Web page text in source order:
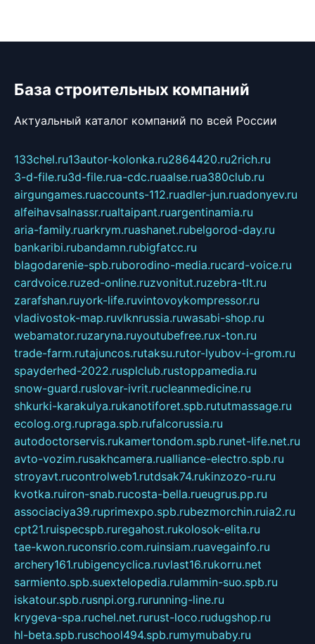
База строительных компаний
Актуальный каталог компаний по всей России
133chel.ru13autor-kolonka.ru2864420.ru2rich.ru
3-d-file.ru3d-file.rua-cdc.ruaalse.rua380club.ru
airgungames.ruaccounts-112.ruadler-jun.ruadonyev.ru
alfeihavsalnassr.rualtaipant.ruargentinamia.ru
aria-family.ruarkrym.ruashanet.rubelgorod-day.ru
bankaribi.rubandamn.rubigfatcc.ru
blagodarenie-spb.ruborodino-media.rucard-voice.ru
cardvoice.ruzed-online.ruzvonitut.ruzebra-tlt.ru
zarafshan.ruyork-life.ruvintovoykompressor.ru
vladivostok-map.ruvlknrussia.ruwasabi-shop.ru
webamator.ruzaryna.ruyoutubefree.rux-ton.ru
trade-farm.rutajuncos.rutaksu.rutor-lyubov-i-grom.ru
spayderhed-2022.rusplclub.rustoppamedia.ru
snow-guard.ruslovar-ivrit.rucleanmedicine.ru
shkurki-karakulya.rukanotiforet.spb.rututmassage.ru
ecolog.org.rupraga.spb.rufalcorussia.ru
autodoctorservis.rukamertondom.spb.runet-life.net.ru
avto-vozim.rusakhcamera.rualliance-electro.spb.ru
stroyavt.rucontrolweb1.rutdsak74.rukinzozo-ru.ru
kvotka.ruiron-snab.rucosta-bella.rueugrus.pp.ru
associaciya39.ruprimexpo.spb.rubezmorchin.ruia2.ru
cpt21.ruispecspb.ruregahost.rukolosok-elita.ru
tae-kwon.ruconsrio.com.ruinsiam.ruavegainfo.ru
archery161.rubigencyclica.ruvlast16.rukorru.net
sarmiento.spb.suextelopedia.rulammin-suo.spb.ru
iskatour.spb.rusnpi.org.rurunning-line.ru
krygeva-spa.ruchel.net.rurust-loco.rudugshop.ru
hl-beta.spb.ruschool494.spb.rumymubaby.ru